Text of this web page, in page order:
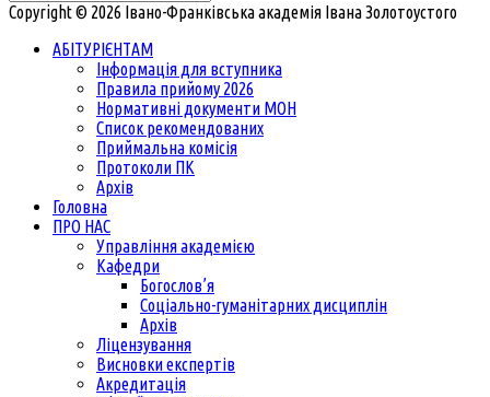
Copyright © 2026 Івано-Франківська академія Івана Золотоустого
АБІТУРІЄНТАМ
Інформація для вступника
Правила прийому 2026
Нормативні документи МОН
Список рекомендованих
Приймальна комісія
Протоколи ПК
Архів
Головна
ПРО НАС
Управління академією
Кафедри
Богослов’я
Соціально-гуманітарних дисциплін
Архів
Ліцензування
Висновки експертів
Акредитація